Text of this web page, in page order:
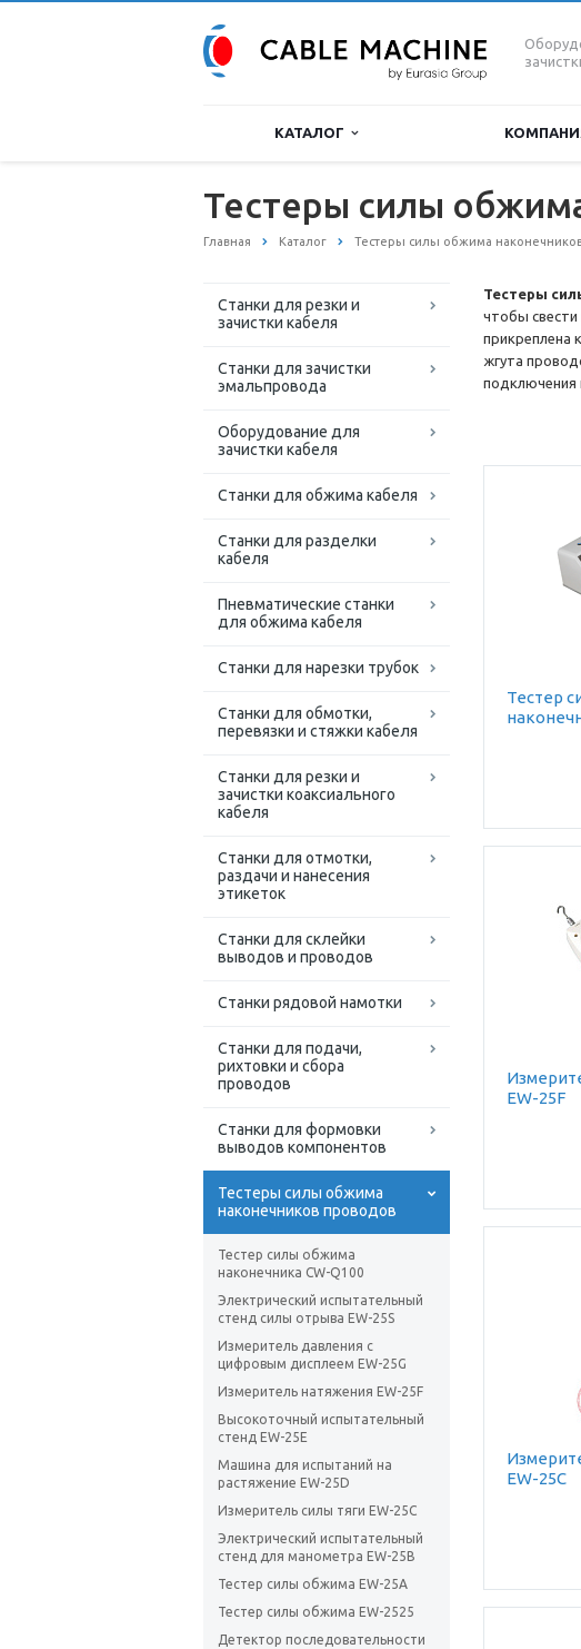
КАТАЛОГ
Тестеры силы
Главная Каталог Тестеры силы обжима
Станки для резки и
зачистки кабеля
Станки для зачистки
эмальпровода
Оборудование для
зачистки кабеля
Станки для обжима кабеля
Станки для разделки
кабеля
Пневматические станки
для обжима кабеля
Станки для нарезки трубок
Станки для обмотки,
перевязки и стяжки кабеля
Станки для резки и
зачистки коаксиального
кабеля
Станки для отмотки,
раздачи и нанесения
этикеток
Станки для склейки
выводов и проводов
Станки рядовой намотки
Станки для подачи,
рихтовки и сбора
проводов
Станки для формовки
выводов компонентов
Тестеры силы обжима
наконечников проводов
Тестер силы обжима
наконечника CW-Q100
Электрический испытательный
стенд силы отрыва EW-25S
Измеритель давления с
цифровым дисплеем EW-25G
Измеритель натяжения EW-25F
Высокоточный испытательный
стенд EW-25E
Машина для испытаний на
растяжение EW-25D
Измеритель силы тяги EW-25C
Электрический испытательный
стенд для манометра EW-25B
Тестер силы обжима EW-25A
Тестер силы обжима EW-2525
Детектор последовательности
Тестеры
чтобы
прикреплена
жгута
подключения
Тестер
EW-25F
EW-25C